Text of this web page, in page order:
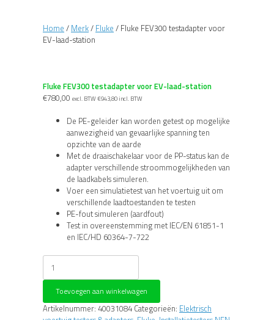
Home / Merk/ Fluke / Fluke FEV300 testadapter voor
EV-laad-station
Fluke FEV300 testadapter voor EV-laad-station
€780,00 excl. BTW €943,80 incl. BTW
De PE-geleider kan worden getest op mogelijke
aanwezigheid van gevaarlijke spanning ten
opzichte van de aarde
Met de draaischakelaar voor de PP-status kan de
adapter verschillende stroommogelijkheden van
de laadkabels simuleren.
Voer een simulatietest van het voertuig uit om
verschillende laadtoestanden te testen
PE-fout simuleren (aardfout)
Test in overeenstemming met IEC/EN 61851-1
en IEC/HD 60364-7-722
Fluke
FEV300
testadapter
voor
EV-
Toevoegen aan winkelwagen
Artikelnummer: 40031084 Categorieën: Elektrisch